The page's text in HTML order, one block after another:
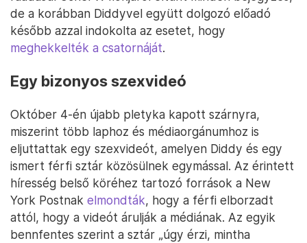
de a korábban Diddyvel együtt dolgozó előadó
később azzal indokolta az esetet, hogy
meghekkelték a csatornáját.
Egy bizonyos szexvideó
Október 4-én újabb pletyka kapott szárnyra,
miszerint több laphoz és médiaorgánumhoz is
eljuttattak egy szexvideót, amelyen Diddy és egy
ismert férfi sztár közösülnek egymással. Az érintett
híresség belső köréhez tartozó források a New
York Postnak elmondták, hogy a férfi elborzadt
attól, hogy a videót árulják a médiának. Az egyik
bennfentes szerint a sztár „úgy érzi, mintha